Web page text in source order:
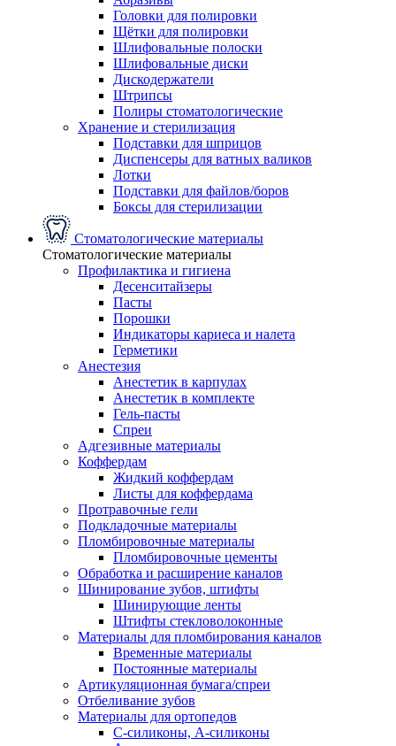
Головки для полировки
Щётки для полировки
Шлифовальные полоски
Шлифовальные диски
Дискодержатели
Штрипсы
Полиры стоматологические
Хранение и стерилизация
Подставки для шприцов
Диспенсеры для ватных валиков
Лотки
Подставки для файлов/боров
Боксы для стерилизации
Стоматологические материалы
Стоматологические материалы
Профилактика и гигиена
Десенситайзеры
Пасты
Порошки
Индикаторы кариеса и налета
Герметики
Анестезия
Анестетик в карпулах
Анестетик в комплекте
Гель-пасты
Спреи
Адгезивные материалы
Коффердам
Жидкий коффердам
Листы для коффердама
Протравочные гели
Подкладочные материалы
Пломбировочные материалы
Пломбировочные цементы
Обработка и расширение каналов
Шинирование зубов, штифты
Шинирующие ленты
Штифты стекловолоконные
Материалы для пломбирования каналов
Временные материалы
Постоянные материалы
Артикуляционная бумага/спреи
Отбеливание зубов
Материалы для ортопедов
C-силиконы, А-силиконы